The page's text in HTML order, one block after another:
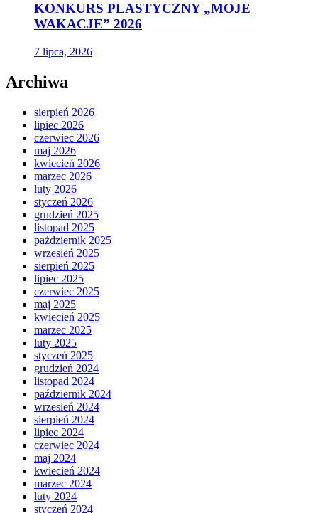
KONKURS PLASTYCZNY „MOJE
WAKACJE” 2026
7 lipca, 2026
Archiwa
sierpień 2026
lipiec 2026
czerwiec 2026
maj 2026
kwiecień 2026
marzec 2026
luty 2026
styczeń 2026
grudzień 2025
listopad 2025
październik 2025
wrzesień 2025
sierpień 2025
lipiec 2025
czerwiec 2025
maj 2025
kwiecień 2025
marzec 2025
luty 2025
styczeń 2025
grudzień 2024
listopad 2024
październik 2024
wrzesień 2024
sierpień 2024
lipiec 2024
czerwiec 2024
maj 2024
kwiecień 2024
marzec 2024
luty 2024
styczeń 2024